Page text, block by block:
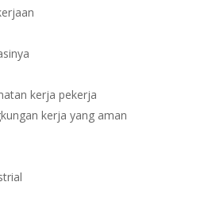
kerja pekerja
kerja yang aman